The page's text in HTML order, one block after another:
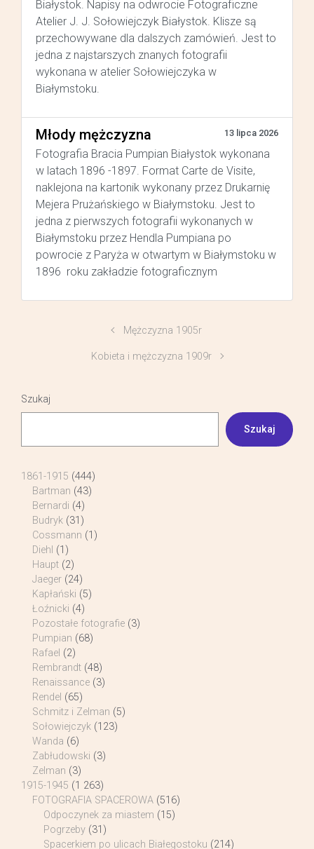
Białystok. Napisy na odwrocie Fotograficzne
Atelier J. J. Sołowiejczyk Białystok. Klisze są
przechowywane dla dalszych zamówień. Jest to
jedna z najstarszych znanych fotografii
wykonana w atelier Sołowiejczyka w
Białymstoku.
Młody mężczyzna 13 lipca 2026
Fotografia Bracia Pumpian Białystok wykonana
w latach 1896 -1897. Format Carte de Visite,
naklejona na kartonik wykonany przez Drukarnię
Mejera Prużańskiego w Białymstoku. Jest to
jedna z pierwszych fotografii wykonanych w
Białymstoku przez Hendla Pumpiana po
powrocie z Paryża w otwartym w Białymstoku w
1896 roku zakładzie fotograficznym
Mężczyzna 1905r
Kobieta i mężczyzna 1909r
Szukaj
Szukaj
1861-1915 (444)
Bartman (43)
Bernardi (4)
Budryk (31)
Cossmann (1)
Diehl (1)
Haupt (2)
Jaeger (24)
Kapłański (5)
Łoźnicki (4)
Pozostałe fotografie (3)
Pumpian (68)
Rafael (2)
Rembrandt (48)
Renaissance (3)
Rendel (65)
Schmitz i Zelman (5)
Sołowiejczyk (123)
Wanda (6)
Zabłudowski (3)
Zelman (3)
1915-1945 (1 263)
FOTOGRAFIA SPACEROWA (516)
Odpoczynek za miastem (15)
Pogrzeby (31)
Spacerkiem po ulicach Białegostoku (214)